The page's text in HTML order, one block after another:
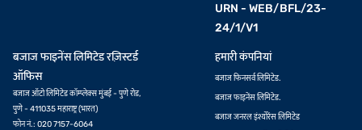
URN - WEB/BFL/23-
24/1/V1
बजाज फाइनेंस लिमिटेड रज़िस्टर्ड
ऑफिस
बजाज ऑटो लिमिटेड कॉम्प्लेक्स मुंबई - पुणे रोड,
पुणे - 411035 महाराष्ट्र (भारत)
फोन नं.: 020 7157-6064
हमारी कंपनियां
बजाज फिनसर्व लिमिटेड.
बजाज फाइनेंस लिमिटेड.
बजाज जनरल इंश्योरेंस लिमिटेड